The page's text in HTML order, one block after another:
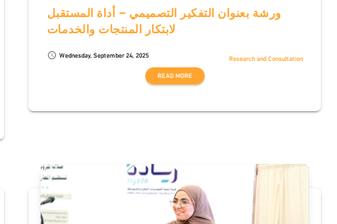
ورشة بعنوان التفكير التصميمي – أداة المستقبل
لابتكار المنتجات والخدمات
schedule Wednesday, September 24, 2025
Research and Consultation
READ MORE